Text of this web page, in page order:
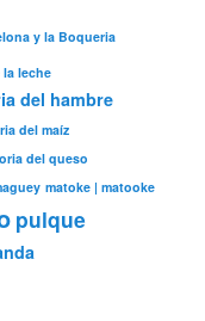
y la Boqueria
leche
del hambre
del maíz
del queso
matoke | matooke
pulque